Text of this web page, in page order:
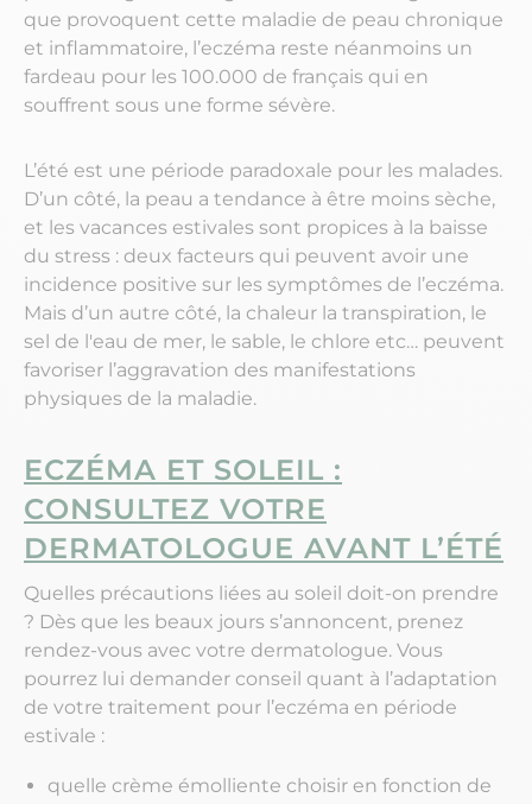
que provoquent cette maladie de peau chronique
et inflammatoire, l’eczéma reste néanmoins un
fardeau pour les 100.000 de français qui en
souffrent sous une forme sévère.
L’été est une période paradoxale pour les malades.
D’un côté, la peau a tendance à être moins sèche,
et les vacances estivales sont propices à la baisse
du stress : deux facteurs qui peuvent avoir une
incidence positive sur les symptômes de l’eczéma.
Mais d’un autre côté, la chaleur la transpiration, le
sel de l'eau de mer, le sable, le chlore etc… peuvent
favoriser l’aggravation des manifestations
physiques de la maladie.
ECZÉMA ET SOLEIL :
CONSULTEZ VOTRE
DERMATOLOGUE AVANT L’ÉTÉ
Quelles précautions liées au soleil doit-on prendre
? Dès que les beaux jours s’annoncent, prenez
rendez-vous avec votre dermatologue. Vous
pourrez lui demander conseil quant à l’adaptation
de votre traitement pour l’eczéma en période
estivale :
quelle crème émolliente choisir en fonction de